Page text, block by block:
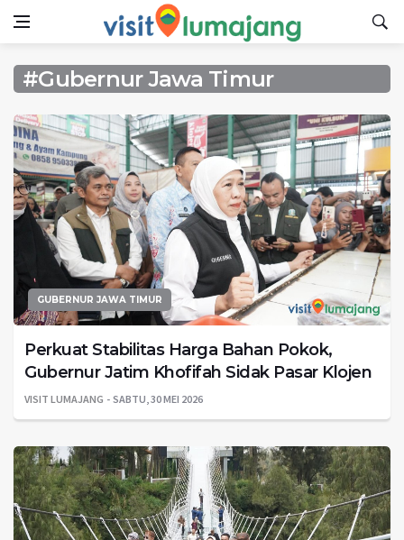
#Gubernur Jawa Timur
GUBERNUR JAWA TIMUR
Perkuat Stabilitas Harga Bahan Pokok,
Gubernur Jatim Khofifah Sidak Pasar Klojen
VISIT LUMAJANG SABTU, 30 MEI 2026